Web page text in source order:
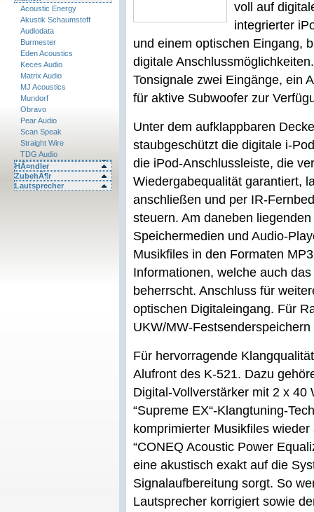
Acoustic Energy
Akustik Schaumstoff
Audiodata
Burmester
Eden Acoustics
Keces Audio
Matrix Audio
MJ Acoustics
Mundorf
Obravo
Pear Audio
Scan Speak
Straight Wire
TDG Audio
HÃ¤ndler
ZubehÃ¶r
Lautsprecher
voll auf
integrierter
und einem optischen Eingang,
digitale
Tonsignale zwei Eingänge, ein
für aktive Subwoofer zur
Unter dem aufklappbaren
staubgeschützt die digitale i-
die iPod-Anschlussleiste, die
Wiedergabequalität garantiert,
anschließen und per IR-
steuern. Am daneben
Speichermedien und Audio-
Musikfiles in den Formaten
Informationen, welche auch
beherrscht. Anschluss für
optischen Digitaleingang. Für
UKW/MW-
Für hervorragende
Alufront des K-521. Dazu
Digital-Vollverstärker mit 2 x 40
“Supreme EX“-Klangtuning-
komprimierter Musikfiles
“CONEQ Acoustic Power
eine akustisch exakt auf die
Signalaufbereitung sorgt. So
Lautsprecher korrigiert sowie